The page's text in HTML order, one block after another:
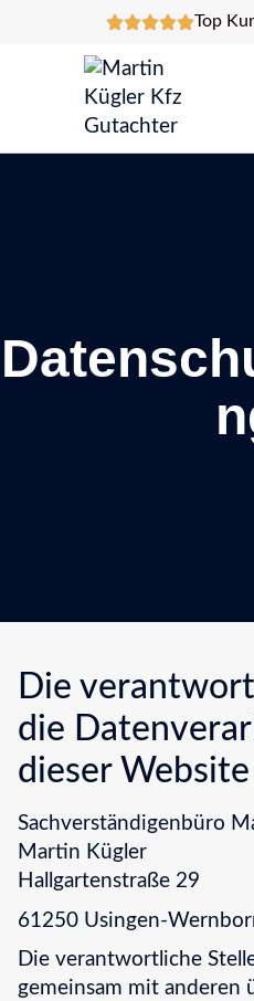
Top
Die
die
dieser
Sachverständigenbüro
Martin Kügler
Hallgartenstraße 29
61250 Usingen-
Die verantwortliche
gemeinsam mit anderen